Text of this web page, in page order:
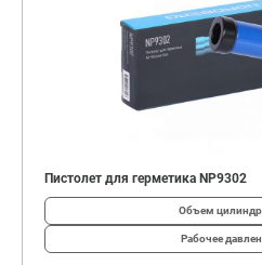
Пистолет для герметика NP9302
Объем
Рабочее